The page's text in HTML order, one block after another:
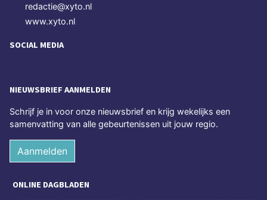
redactie@xyto.nl
www.xyto.nl
SOCIAL MEDIA
NIEUWSBRIEF AANMELDEN
Schrijf je in voor onze nieuwsbrief en krijg wekelijks een
samenvatting van alle gebeurtenissen uit jouw regio.
Aanmelden
ONLINE DAGBLADEN